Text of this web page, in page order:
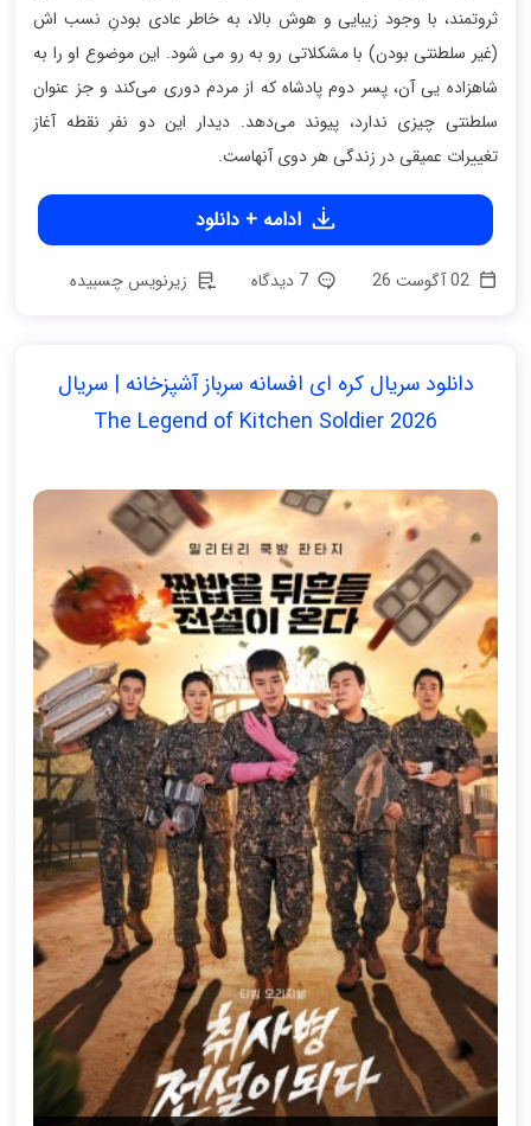
ثروتمند، با وجود زیبایی و هوش بالا، به خاطر عادی بودنِ نسب‌ اش
(غیر سلطنتی بودن) با مشکلاتی رو به‌ رو می‌ شود. این موضوع او را به
شاهزاده یی آن، پسر دوم پادشاه که از مردم دوری می‌کند و جز عنوان
سلطنتی چیزی ندارد، پیوند می‌دهد. دیدار این دو نفر نقطه آغاز
تغییرات عمیقی در زندگی هر دوی آنهاست.
ادامه + دانلود
02 آگوست 26 7 دیدگاه زیرنویس چسبیده
دانلود سریال کره ای افسانه سرباز آشپزخانه | سریال
The Legend of Kitchen Soldier 2026